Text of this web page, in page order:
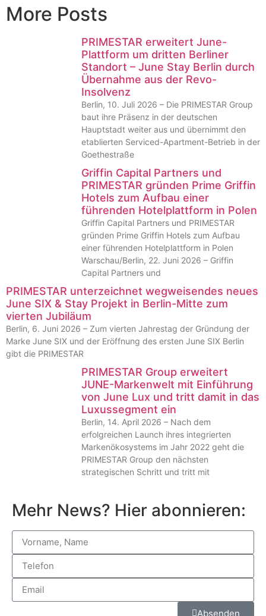
More Posts
PRIMESTAR erweitert June-
Plattform um dritten Berliner
Standort – June Stay Berlin durch
Übernahme aus der Revo-
Insolvenz
Berlin, 10. Juli 2026 – Die PRIMESTAR Group
baut ihre Präsenz in der deutschen
Hauptstadt weiter aus und übernimmt den
etablierten Serviced-Apartment-Betrieb in der
Goethestraße
Griffin Capital Partners und
PRIMESTAR gründen Prime Griffin
Hotels zum Aufbau einer
führenden Hotelplattform in Polen
Griffin Capital Partners und PRIMESTAR
gründen Prime Griffin Hotels zum Aufbau
einer führenden Hotelplattform in Polen
Warschau/Berlin, 22. Juni 2026 – Griffin
Capital Partners und
PRIMESTAR unterzeichnet wegweisendes neues
June SIX & Stay Projekt in Berlin-Mitte zum
vierten Jubiläum
Berlin, 6. Juni 2026 – Zum vierten Jahrestag der Gründung der
Marke June SIX und der Eröffnung des ersten June SIX Berlin
gibt die PRIMESTAR
PRIMESTAR Group erweitert
JUNE-Markenwelt mit Einführung
von June Lux und tritt damit in das
Luxussegment ein
Berlin, 14. April 2026 – Nach dem
erfolgreichen Launch ihres integrierten
Markenökosystems im Jahr 2022 geht die
PRIMESTAR Group den nächsten
strategischen Schritt und tritt mit
Mehr News? Hier abonnieren:
Absenden